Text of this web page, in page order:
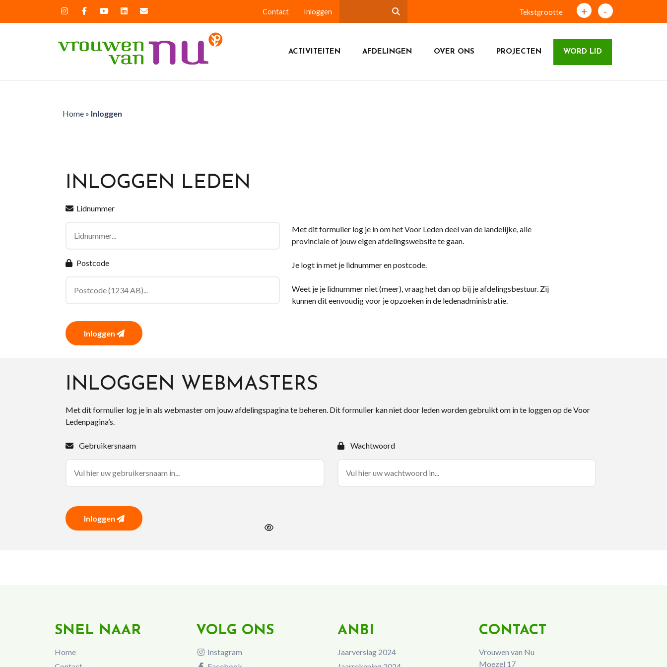
Contact Inloggen Tekstgrootte + -
ACTIVITEITEN AFDELINGEN OVER ONS PROJECTEN WORD LID
Home» Inloggen
INLOGGEN LEDEN
Lidnummer
Postcode
Inloggen
Met dit formulier log je in om het Voor Leden deel van de landelijke, alle
provinciale of jouw eigen afdelingswebsite te gaan.
Je logt in met je lidnummer en postcode.
Weet je je lidnummer niet (meer), vraag het dan op bij je afdelingsbestuur. Zij
kunnen dit eenvoudig voor je opzoeken in de ledenadministratie.
INLOGGEN WEBMASTERS
Met dit formulier log je in als webmaster om jouw afdelingspagina te beheren. Dit formulier kan niet door leden worden gebruikt om in te loggen op de Voor
Ledenpagina’s.
Gebruikersnaam Wachtwoord
Inloggen
SNEL NAAR
Home
VOLG ONS
Instagram
ANBI
Jaarverslag 2024
CONTACT
Vrouwen van Nu
Moezel 17